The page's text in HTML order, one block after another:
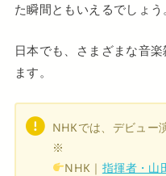
た瞬間ともいえるでしょう
日本でも、さまざまな音
ます。
NHKでは、デビュー
※
NHK｜ 指揮者・山